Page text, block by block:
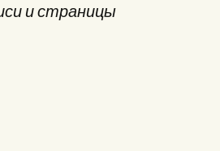
и страницы